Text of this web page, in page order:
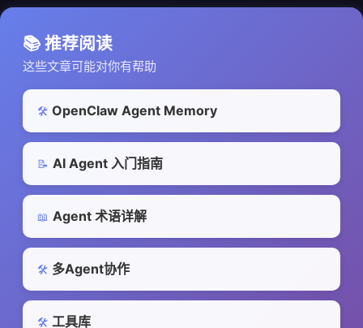
📚 推荐阅读
这些文章可能对你有帮助
🛠️ OpenClaw Agent Memory
📝 AI Agent 入门指南
📖 Agent 术语详解
🛠️ 多Agent协作
🛠️ 工具库